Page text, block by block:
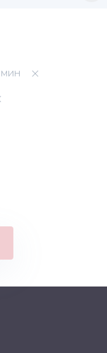
МИН